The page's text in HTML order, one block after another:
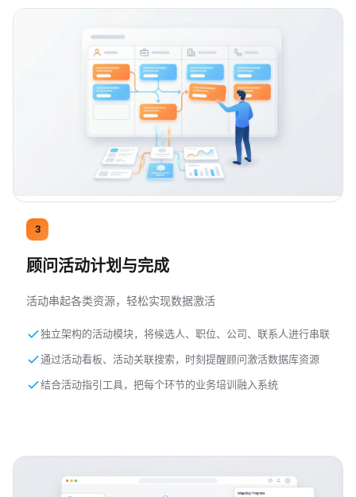
3
顾问活动计划与完成
活动串起各类资源，轻松实现数据激活
独立架构的活动模块，将候选人、职位、公司、联系人进行串联
通过活动看板、活动关联搜索，时刻提醒顾问激活数据库资源
结合活动指引工具，把每个环节的业务培训融入系统